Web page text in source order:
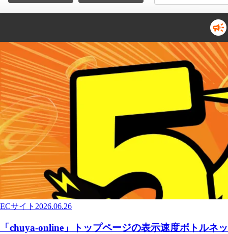
ECサイト 2026.06.26
「chuya-online」トップページの表示速度ボトルネッ